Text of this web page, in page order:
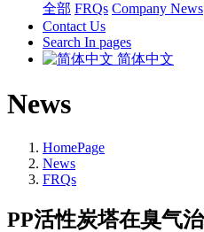
全部 FRQs Company News
Contact Us
Search In pages
简体中文
News
HomePage
News
FRQs
PP活性炭塔在臭气